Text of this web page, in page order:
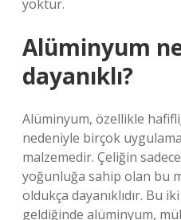
yoktur.
Alüminyum
dayanıklı?
Alüminyum, özellikle
nedeniyle birçok
malzemedir. Çeliğin
yoğunluğa sahip olan bu
oldukça dayanıklıdır. Bu
geldiğinde alüminyum,